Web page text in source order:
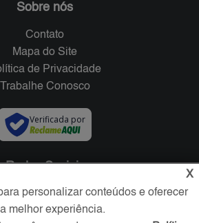
Sobre nós
Contato
Mapa do Site
de Privacidade
Trabalhe Conosco
Verificada por
Redes Sociais
X
personalizar conteúdos e oferecer
melhor experiência.